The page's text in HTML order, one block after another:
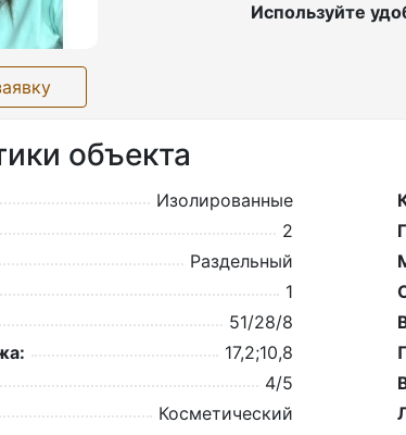
Используйте
объекта
Изолированные
2
Раздельный
1
51/28/8
17,2;10,8
4/5
Косметический